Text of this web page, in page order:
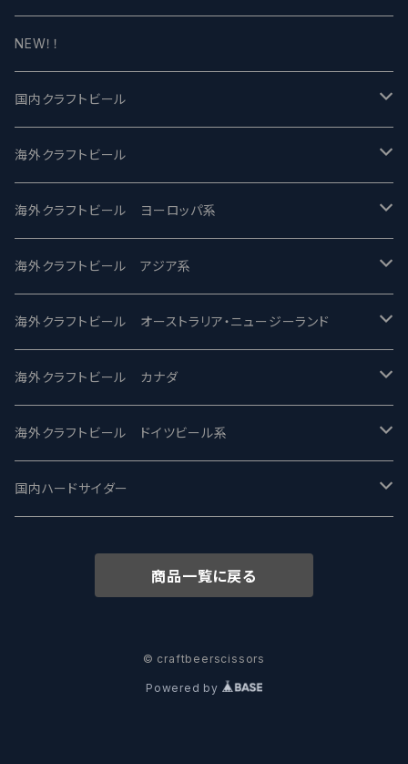
NEW！！
国内クラフトビール
UCHU BREWING -うちゅうブルーイング
バテレ -VERTERE
2nd Story Ale Works -セカンドストーリー
ビアへるん - Beer Hearn
忽布古丹醸造 - HOP KOTAN
ワイマーケットブルーイング Y.Market Brewing
志賀高原ビール - SIGAKOGEN
箕面ビール - MINOH BEER
サンクトガーレン - Sankt Gallen
海外クラフトビール
Modern Times モダンタイムズ
Maui マウイ
Toppling Goliath トップリンゴライアス
Fair State フェアステイト
Lagunitas ラグニタス
FirestoneWalker ファイアストーン
Mikkeller ミッケラー
Hop Nation ホップネーション
海外クラフトビール ヨーロッパ系
UnBarred -アンバード
SAIREN /サイレン
ワイルドチャイルド - Wilde Child
BrewDog Brewery - ブリュードッグ
The Flying Inn / ザ フライイング イン
Lambiek Fabriek - ファブリーク
海外クラフトビール アジア系
gweilo-鬼佬 グウァイロ
Heart Of Darkness - ハートオブダークネス
Carbon brews -カーボン
TAIHU - タイフー
Behemoth - ベヒーモス
海外クラフトビール オーストラリア・ニュージーランド
ROCKY RIDGE - ロッキーリッジ
BODRIGGY BREWING ボッドリッジー
CO-CONSPIRATORS コ・コンスピレーターズ
Deep Creek Brewing Co.
8 Wired エイトワイアード
海外クラフトビール カナダ
Jackie O's ジャッキーオーズ
Westbrook ウェストブルック
Strathcona ストラスコナ
ODIN BREWING オディン
海外クラフトビール ドイツビール系
Karmeliten カーメリテン
Früh フリュー
国内ハードサイダー
商品一覧に戻る
© craftbeerscissors
Powered by